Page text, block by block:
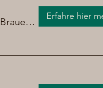
Brauerei Chrüpfe Bier Erfahre hier